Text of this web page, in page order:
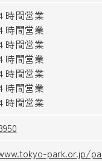
時間営業
時間営業
時間営業
時間営業
時間営業
時間営業
時間営業
park.or.jp/